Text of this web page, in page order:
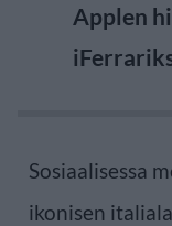
Applen
Sosiaalisessa
ikonisen